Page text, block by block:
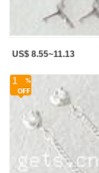
US$ 8.55~11.13
1